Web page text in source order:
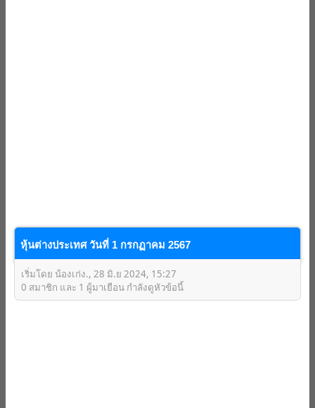
หุ้นต่างประเทศ วันที่ 1 กรกฏาคม 2567
เริ่มโดย น้องเก่ง., 28 มิ.ย 2024, 15:27
0 สมาชิก และ 1 ผู้มาเยือน กำลังดูหัวข้อนี้